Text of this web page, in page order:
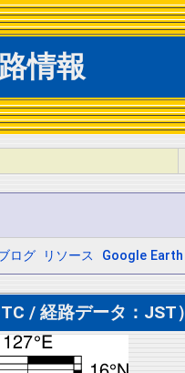
情報
ログ リソース Google Earth
/ 経路データ：JST）